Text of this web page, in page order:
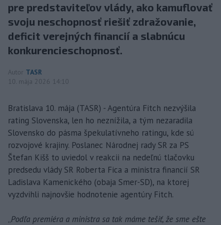
pre predstaviteľov vlády, ako kamuflovať
svoju neschopnosť riešiť zdražovanie,
deficit verejných financií a slabnúcu
konkurencieschopnosť.
Autor TASR
10. mája 2026 14:10
Bratislava 10. mája (TASR) - Agentúra Fitch nezvýšila
rating Slovenska, len ho neznížila, a tým nezaradila
Slovensko do pásma špekulatívneho ratingu, kde sú
rozvojové krajiny. Poslanec Národnej rady SR za PS
Štefan Kišš to uviedol v reakcii na nedeľnú tlačovku
predsedu vlády SR Roberta Fica a ministra financií SR
Ladislava Kamenického (obaja Smer-SD), na ktorej
vyzdvihli najnovšie hodnotenie agentúry Fitch.
„Podľa premiéra a ministra sa tak máme tešiť, že sme ešte